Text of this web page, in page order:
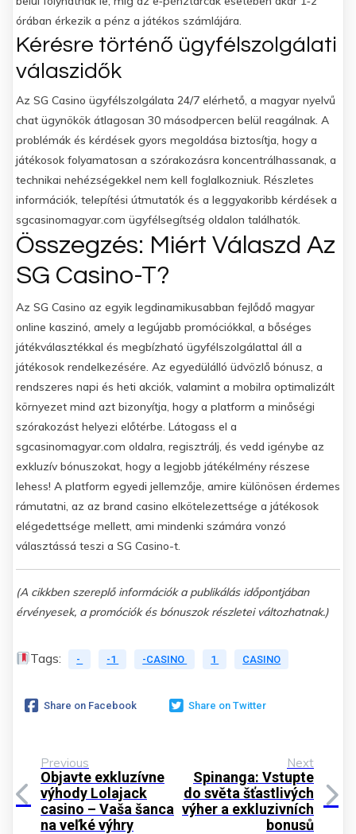
órában érkezik a pénz a játékos számlájára.
Kérésre történő ügyfélszolgálati
válaszidők
Az SG Casino ügyfélszolgálata 24/7 elérhető, a magyar nyelvű
chat ügynökök átlagosan 30 másodpercen belül reagálnak. A
problémák és kérdések gyors megoldása biztosítja, hogy a
játékosok folyamatosan a szórakozásra koncentrálhassanak, a
technikai nehézségekkel nem kell foglalkozniuk. Részletes
információk, telepítési útmutatók és a leggyakoribb kérdések a
sgcasinomagyar.com ügyfélsegítség oldalon találhatók.
Összegzés: Miért Válaszd Az
SG Casino-T?
Az SG Casino az egyik legdinamikusabban fejlődő magyar
online kaszinó, amely a legújabb promóciókkal, a bőséges
játékválasztékkal és megbízható ügyfélszolgálattal áll a
játékosok rendelkezésére. Az egyedülálló üdvözlő bónusz, a
rendszeres napi és heti akciók, valamint a mobilra optimalizált
környezet mind azt bizonyítja, hogy a platform a minőségi
szórakozást helyezi előtérbe. Látogass el a
sgcasinomagyar.com oldalra, regisztrálj, és vedd igénybe az
exkluzív bónuszokat, hogy a legjobb játékélmény részese
lehess! A platform egyedi jellemzője, amire különösen érdemes
rámutatni, az az brand casino elkötelezettsége a játékosok
elégedettsége mellett, ami mindenki számára vonzó
választássá teszi a SG Casino-t.
(A cikkben szereplő információk a publikálás időpontjában
érvényesek, a promóciók és bónuszok részletei változhatnak.)
Tags: - -1 -CASINO 1 CASINO
Share on Facebook Share on Twitter
Previous
Objavte exkluzívne
výhody Lolajack
casino – Vaša šanca
na veľké výhry
Next
Spinanga: Vstupte
do světa šťastlivých
výher a exkluzivních
bonusů